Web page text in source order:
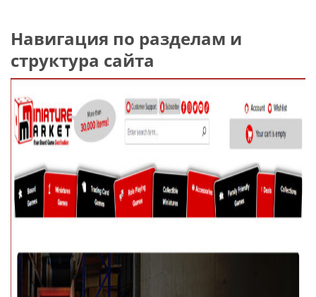
Навигация по разделам и
структура сайта